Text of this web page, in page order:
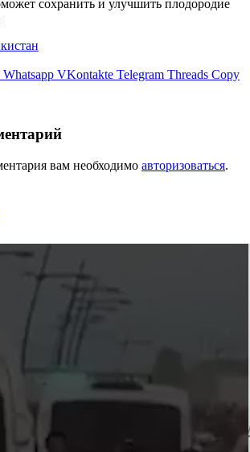
сохранить и улучшить плодородие
Whatsapp VKontakte Telegram Threads Copy
вам необходимо авторизоваться.